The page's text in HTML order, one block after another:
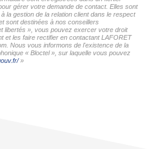
gérer votre demande de contact. Elles sont
la gestion de la relation client dans le respect
sont destinées à nos conseillers
libertés », vous pouvez exercer votre droit
et les faire rectifier en contactant LAFORET
Nous vous informons de l'existence de la
« Bloctel », sur laquelle vous pouvez
»